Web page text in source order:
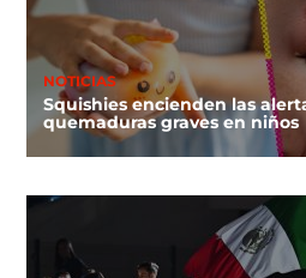
NOTICIAS
Squishies encienden las
quemaduras graves en niños